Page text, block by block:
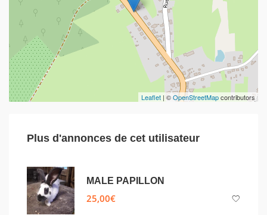
Leaflet | ©OpenStreetMapcontributors
Plus d'annonces de cet utilisateur
MALE PAPILLON
25,00€